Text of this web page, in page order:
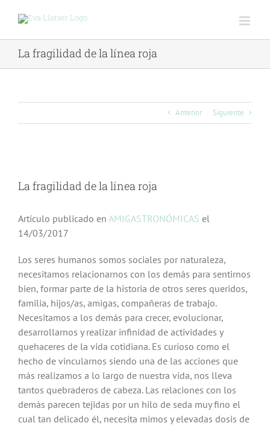
La fragilidad de la línea roja
Anterior Siguiente
más
La fragilidad de la línea roja
Artículo publicado en AMIGASTRONÓMICAS el
14/03/2017
Los seres humanos somos sociales por naturaleza,
necesitamos relacionarnos con los demás para sentirnos
bien, formar parte de la historia de otros seres queridos,
familia, hijos/as, amigas, compañeras de trabajo.
Necesitamos a los demás para crecer, evolucionar,
desarrollarnos y realizar infinidad de actividades y
quehaceres de la vida cotidiana. Es curioso como el
hecho de vincularnos siendo una de las acciones que
más realizamos a lo largo de nuestra vida, nos lleva
tantos quebraderos de cabeza. Las relaciones con los
demás parecen tejidas por un hilo de seda muy fino el
cual tan delicado él, necesita mimos y elevadas dosis de